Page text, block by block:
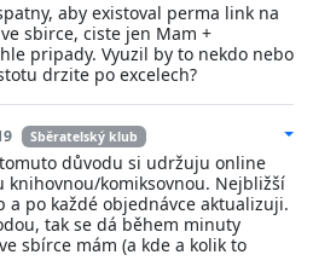
aby existoval perma link na
sbirce, ciste jen Mam +
pripady. Vyuzil by to nekdo nebo
drzite po excelech?
Sběratelský klub
důvodu si udržuju online
knihovnou/komiksovnou. Nejbližší
po každé objednávce aktualizuji.
tak se dá během minuty
sbírce mám (a kde a kolik to